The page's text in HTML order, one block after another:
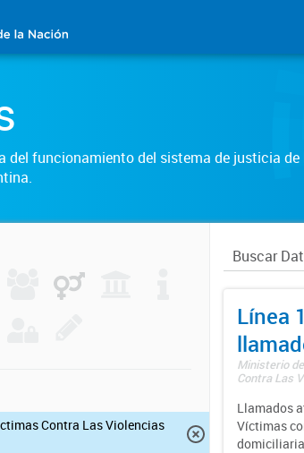
del funcionamiento del sistema de justicia de
Contra Las Violencias
Línea
Ministerio
Contra Las
Llamados
Víctimas